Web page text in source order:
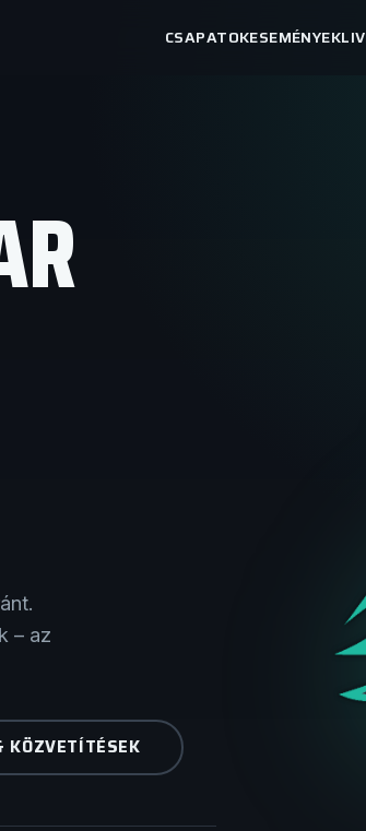
CSAPATOKESEMÉNYEK
– az
KÖZVETÍTÉSEK